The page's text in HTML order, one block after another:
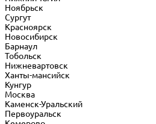
Ноябрьск
Сургут
Красноярск
Новосибирск
Барнаул
Тобольск
Нижневартовск
Ханты-мансийск
Кунгур
Москва
Каменск-Уральский
Первоуральск